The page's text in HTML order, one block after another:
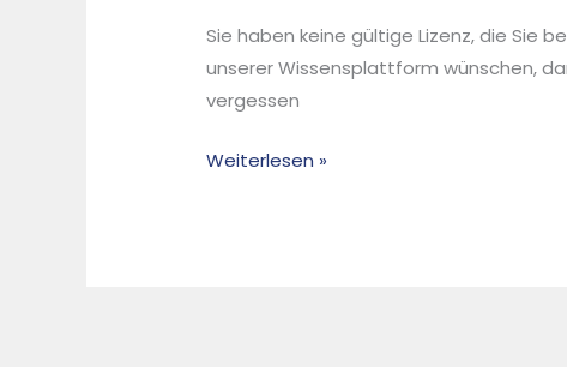
Sie haben keine gültige Lizenz, die Sie
unserer Wissensplattform wünschen,
vergessen
der
Kohlekraftwerke
sowie
Weiterlesen »